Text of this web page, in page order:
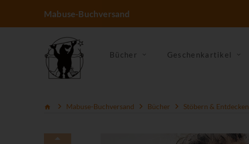
Mabuse-Buchversand
Bücher Geschenkartikel
Mabuse-Buchversand Bücher Stöbern & Entdecken